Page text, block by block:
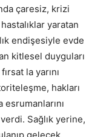
çaresiz, krizi
yaratan
endişesiyle evde
kitlesel duyguları
la yarını
hakları
esrumanlarını
Sağlık yerine,